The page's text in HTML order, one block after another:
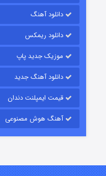
قسمت۱۵ (دوبله)
دانلود آهنگ
دانلود ریمکس
موزیک جدید پاپ
دانلود آهنگ جدید
قیمت ایمپلنت دندان
آهنگ هوش مصنوعی